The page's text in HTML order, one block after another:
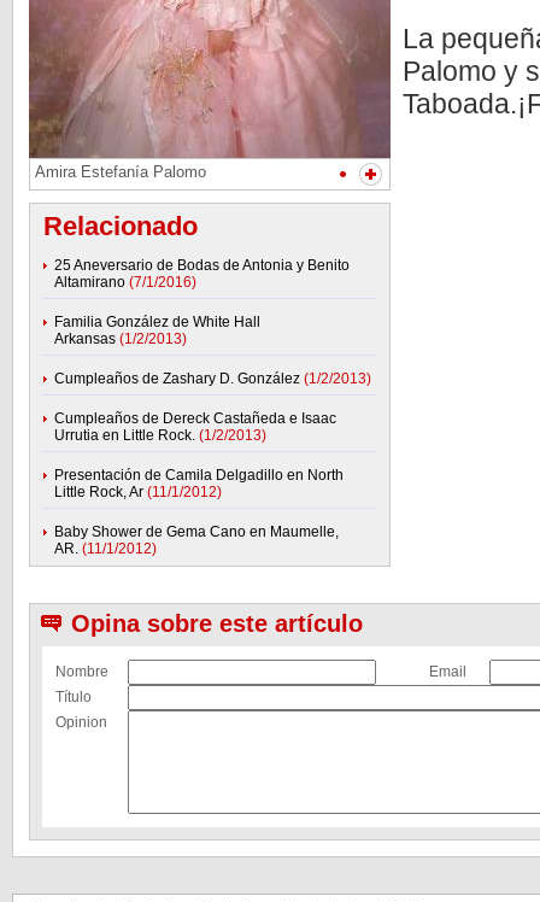
Amira Estefanía Palomo
Relacionado
25 Aneversario de Bodas de Antonia y Benito
Altamirano (7/1/2016)
Familia González de White Hall
Arkansas (1/2/2013)
Cumpleaños de Zashary D. González (1/2/2013)
Cumpleaños de Dereck Castañeda e Isaac
Urrutia en Little Rock. (1/2/2013)
Presentación de Camila Delgadillo en North
Little Rock, Ar (11/1/2012)
Baby Shower de Gema Cano en Maumelle,
AR. (11/1/2012)
La
Palomo y
Opina sobre este artículo
Nombre
Email
Título
Opinion